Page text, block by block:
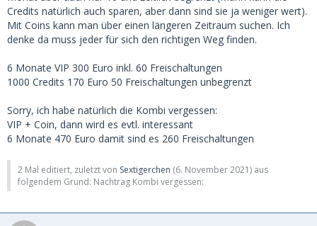
Credits natürlich auch sparen, aber dann sind sie ja weniger wert).
Mit Coins kann man über einen längeren Zeitraum suchen. Ich
denke da muss jeder für sich den richtigen Weg finden.
6 Monate VIP 300 Euro inkl. 60 Freischaltungen
1000 Credits 170 Euro 50 Freischaltungen unbegrenzt
Sorry, ich habe natürlich die Kombi vergessen:
VIP + Coin, dann wird es evtl. interessant
6 Monate 470 Euro damit sind es 260 Freischaltungen
2 Mal editiert, zuletzt von Sextigerchen (6. November 2021) aus
folgendem Grund: Nachtrag Kombi vergessen: